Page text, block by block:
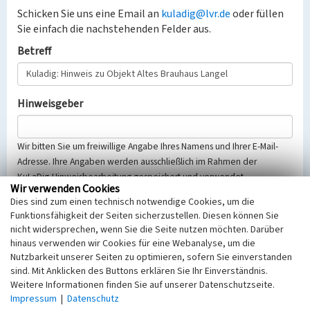
Schicken Sie uns eine Email an kuladig@lvr.deoder füllen
Sie einfach die nachstehenden Felder aus.
Betreff
Hinweisgeber
Wir bitten Sie um freiwillige Angabe Ihres Namens und Ihrer E-Mail-
Adresse. Ihre Angaben werden ausschließlich im Rahmen der
KuLaDig-Hinweisbearbeitung gespeichert und verwendet.
Selbstverständlich werden diese entsprechend der Vorschriften des
Telemediengesetzes, des Datenschutzgesetzes NRW und der seit
dem 25.05.2018 gültigen Europäischen Datenschutzgrundverordnung
(EU-DSGVO) vertraulich behandelt, beachten Sie bitte unsere
Hinweise zumDatenschutz
Nachricht
Wir verwenden Cookies
Dies sind zum einen technisch notwendige Cookies, um die
Funktionsfähigkeit der Seiten sicherzustellen. Diesen können Sie
nicht widersprechen, wenn Sie die Seite nutzen möchten. Darüber
hinaus verwenden wir Cookies für eine Webanalyse, um die
Nutzbarkeit unserer Seiten zu optimieren, sofern Sie einverstanden
sind. Mit Anklicken des Buttons erklären Sie Ihr Einverständnis.
Weitere Informationen finden Sie auf unserer Datenschutzseite.
Impressum | Datenschutz